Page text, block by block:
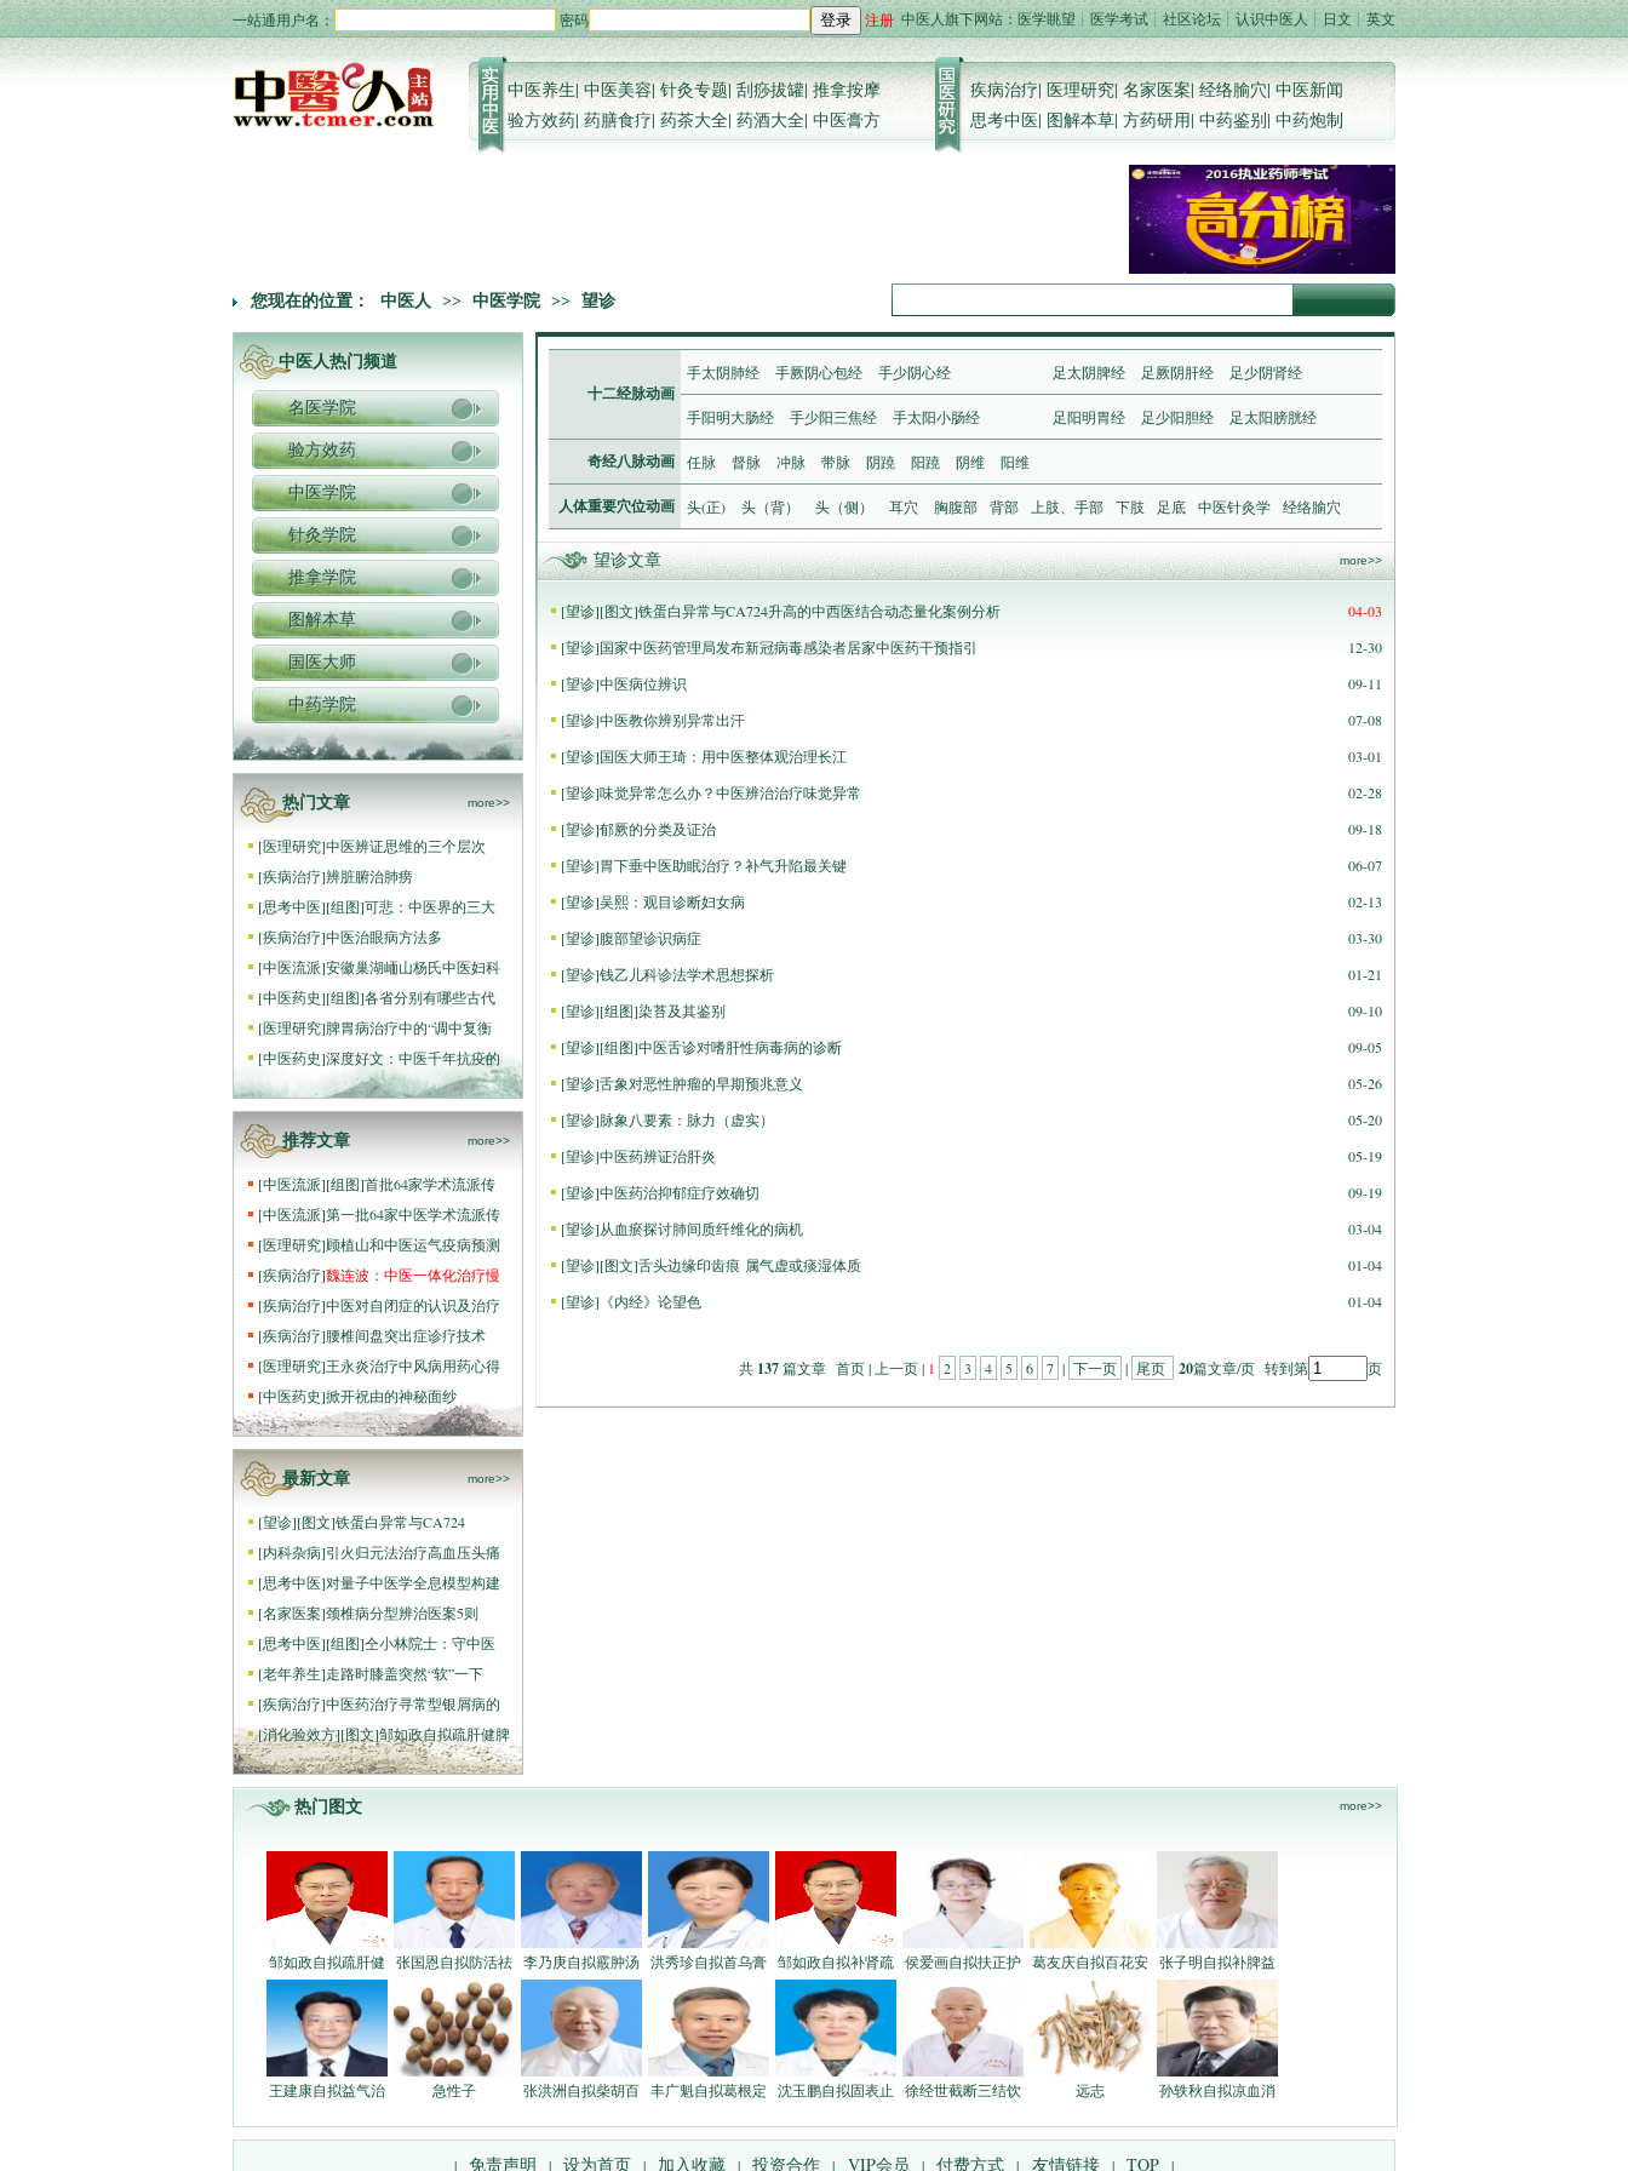
一站通用户名： 密码 登录 注册 中医人旗下网站： 医学眺望┊医学考试 ┊社区论坛┊ 认识中医人┊ 日文 ┊英文
中医养生|中医美容|针灸专题|刮痧拔罐|推拿按摩
验方效药| 药膳食疗| 药茶大全| 药酒大全| 中医膏方
疾病治疗|医理研究|名家医案|经络腧穴|中医新闻
思考中医| 图解本草| 方药研用| 中药鉴别| 中药炮制
您现在的位置： 中医人 >> 中医学院 >> 望诊
中医人热门频道
名医学院
验方效药
中医学院
针灸学院
推拿学院
图解本草
国医大师
中药学院
热门文章 more>>
[医理研究]中医辨证思维的三个层次
[疾病治疗]辨脏腑治肺痨
[思考中医][组图]可悲：中医界的三大
[疾病治疗]中医治眼病方法多
[中医流派]安徽巢湖峏山杨氏中医妇科
[中医药史][组图]各省分别有哪些古代
[医理研究]脾胃病治疗中的“调中复衡
[中医药史]深度好文：中医千年抗疫的
推荐文章 more>>
[中医流派][组图]首批64家学术流派传
[中医流派]第一批64家中医学术流派传
[医理研究]顾植山和中医运气疫病预测
[疾病治疗]魏连波：中医一体化治疗慢
[疾病治疗]中医对自闭症的认识及治疗
[疾病治疗]腰椎间盘突出症诊疗技术
[医理研究]王永炎治疗中风病用药心得
[中医药史]掀开祝由的神秘面纱
最新文章 more>>
[望诊][图文]铁蛋白异常与CA724
[内科杂病]引火归元法治疗高血压头痛
[思考中医]对量子中医学全息模型构建
[名家医案]颈椎病分型辨治医案5则
[思考中医][组图]仝小林院士：守中医
[老年养生]走路时膝盖突然“软”一下
[疾病治疗]中医药治疗寻常型银屑病的
[消化验效方][图文]邹如政自拟疏肝健脾
十二经脉动画
手太阴肺经 手厥阴心包经 手少阴心经 足太阴脾经 足厥阴肝经 足少阴肾经
手阳明大肠经 手少阳三焦经 手太阳小肠经 足阳明胃经 足少阳胆经 足太阳膀胱经
奇经八脉动画 任脉 督脉 冲脉 带脉 阴蹺 阳蹺 阴维 阳维
人体重要穴位动画 头(正) 头（背） 头（侧） 耳穴 胸腹部 背部 上肢、手部 下肢 足底 中医针灸学 经络腧穴
望诊文章 more>>
[望诊][图文]铁蛋白异常与CA724升高的中西医结合动态量化案例分析
04-03
[望诊]国家中医药管理局发布新冠病毒感染者居家中医药干预指引
12-30
[望诊]中医病位辨识
09-11
[望诊]中医教你辨别异常出汗
07-08
[望诊]国医大师王琦：用中医整体观治理长江
03-01
[望诊]味觉异常怎么办？中医辨治治疗味觉异常
02-28
[望诊]郁厥的分类及证治
09-18
[望诊]胃下垂中医助眠治疗？补气升陷最关键
06-07
[望诊]吴熙：观目诊断妇女病
02-13
[望诊]腹部望诊识病症
03-30
[望诊]钱乙儿科诊法学术思想探析
01-21
[望诊][组图]染苔及其鉴别
09-10
[望诊][组图]中医舌诊对嗜肝性病毒病的诊断
09-05
[望诊]舌象对恶性肿瘤的早期预兆意义
05-26
[望诊]脉象八要素：脉力（虚实）
05-20
[望诊]中医药辨证治肝炎
05-19
[望诊]中医药治抑郁症疗效确切
09-19
[望诊]从血瘀探讨肺间质纤维化的病机
03-04
[望诊][图文]舌头边缘印齿痕 属气虚或痰湿体质
01-04
[望诊] 《内经》论望色 01-04
共 137篇文章 首页 | 上一页 | 1 2 3 4 5 6 7 | 下一页 | 尾页 20篇文章/页 转到第 页
热门图文 more>>
邹如政自拟疏肝健 张国恩自拟防活祛 李乃庚自拟霰肿汤 洪秀珍自拟首乌膏 邹如政自拟补肾疏 侯爱画自拟扶正护 葛友庆自拟百花安 张子明自拟补脾益
王建康自拟益气治 急性子 张洪洲自拟柴胡百 丰广魁自拟葛根定 沈玉鹏自拟固表止 徐经世截断三结饮 远志 孙轶秋自拟凉血消
| 免责声明 | 设为首页 | 加入收藏 | 投资合作 | VIP会员 | 付费方式 | 友情链接 | TOP |